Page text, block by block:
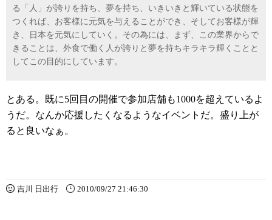
る「人」が誇りを持ち、夢を持ち、いきいきと輝いている状態を
つくれば、お客様に元気を与えることができ、そしてお客様が輝
き、日本を元気にしていく。その為には、まず、この業界からで
きることは、外食で働く人が誇りと夢を持ちキラキラ輝くことと
してこの目的にしています。
とある。既に5回目の開催で参加店舗も1000を超えているよ
うだ。なんか応援したくなるようなイベントだ。盛り上が
ると良いなぁ。
吉川 日出行 2010/09/27 21:46:30